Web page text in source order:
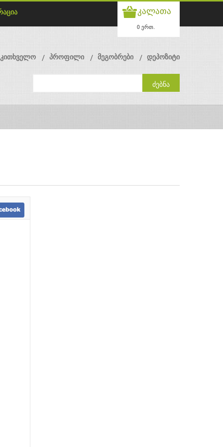
კალათა
0 ერთ.
პროფილი მეგობრები დეპოზიტი